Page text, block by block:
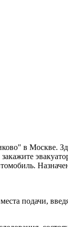
в Москве.
подачи,